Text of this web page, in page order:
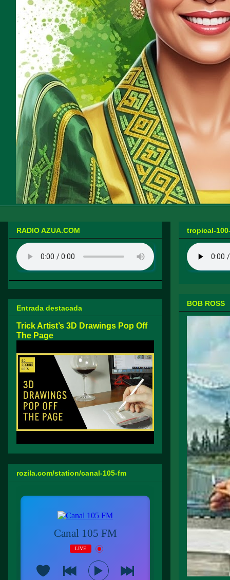
tropical-
BOB ROSS
RADIO AZUA.COM
Entrada destacada
Trick Artist’s 3D Drawings Pop Off
The Page
rozila.com/station/canal-105-fm